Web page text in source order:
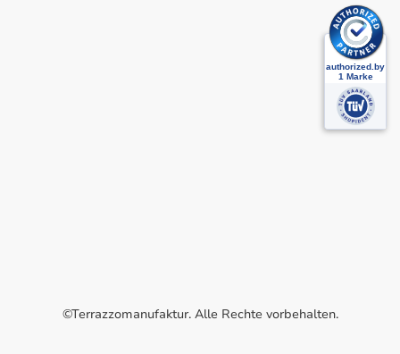
©Terrazzomanufaktur. Alle Rechte vorbehalten.